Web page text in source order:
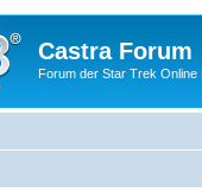
Castra Forum
Forum der Star Trek Online